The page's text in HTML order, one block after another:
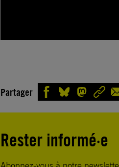
Partager
Rester informé·e